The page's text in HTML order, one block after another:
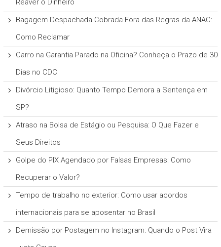
Reaver o Dinheiro
Bagagem Despachada Cobrada Fora das Regras da ANAC:
Como Reclamar
Carro na Garantia Parado na Oficina? Conheça o Prazo de 30
Dias no CDC
Divórcio Litigioso: Quanto Tempo Demora a Sentença em
SP?
Atraso na Bolsa de Estágio ou Pesquisa: O Que Fazer e
Seus Direitos
Golpe do PIX Agendado por Falsas Empresas: Como
Recuperar o Valor?
Tempo de trabalho no exterior: Como usar acordos
internacionais para se aposentar no Brasil
Demissão por Postagem no Instagram: Quando o Post Vira